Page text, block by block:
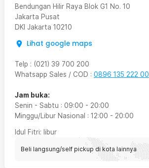
Bendungan Hilir Raya Blok G1 No. 10
Jakarta Pusat
DKI Jakarta 10210
Lihat google maps
Telp : (021) 39 700 200
Whatsapp Sales / COD : 0896 135 222 00
Jam buka:
Senin - Sabtu : 09:00 - 20:00
Minggu/Libur Nasional : 12:00 - 20:00
Idul Fitri: libur
Beli langsung/self pickup di kota lainnya